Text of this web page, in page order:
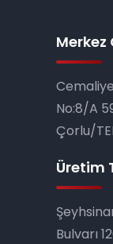
Merkez
No:8/A
Çorlu/
Üretim
Bulvarı